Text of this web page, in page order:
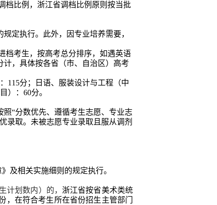
档比例， 浙江省调档比例原则按当批
定执行。此外，因专业培养需要，
档考生，按高考总分排序，如遇英语
计，具体按各省（市、自治区）高考
115分；日语、服装设计与工程（中
）： 60分。
照“分数优先、遵循考生志愿、专业志
录取。未被志愿专业录取且服从调剂
》及相关实施细则的规定执行。
计划数内）的， 浙江省按省美术类统
在符合考生所在省份招生主管部门